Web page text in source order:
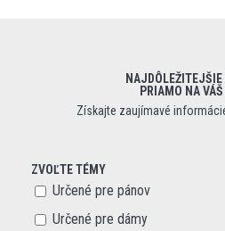
PRIAMO NA
Získajte zaujímavé
ZVOĽTE TÉMY
Určené pre pánov
Určené pre dámy